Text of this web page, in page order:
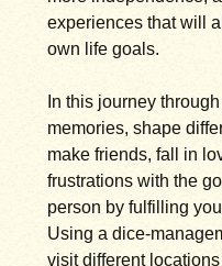
experiences that will
own life goals.
In this journey
memories, shape
make friends, fall in
frustrations with the
person by fulfilling
Using a dice-
visit different